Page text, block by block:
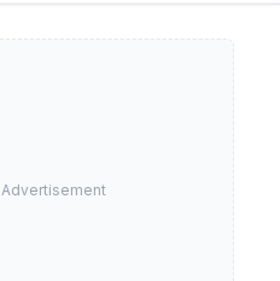
Advertisement